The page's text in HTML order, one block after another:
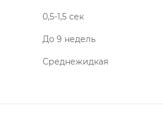
0,5-1,5 сек
До 9 недель
Среднежидкая